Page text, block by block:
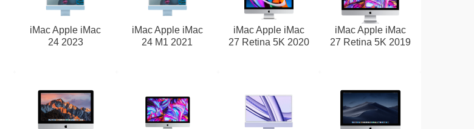
iMac Apple iMac
24 2023
iMac Apple iMac
24 M1 2021
iMac Apple iMac
27 Retina 5K 2020
iMac Apple iMac
27 Retina 5K 2019